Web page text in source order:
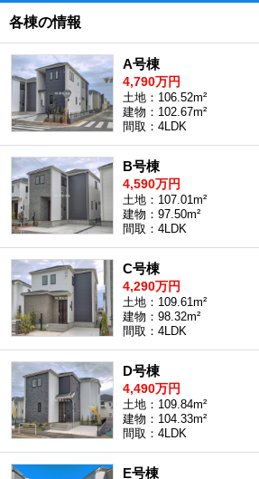
各棟の情報
A号棟
4,790万円
土地：106.52m²
建物：102.67m²
間取：4LDK
B号棟
4,590万円
土地：107.01m²
建物：97.50m²
間取：4LDK
C号棟
4,290万円
土地：109.61m²
建物：98.32m²
間取：4LDK
D号棟
4,490万円
土地：109.84m²
建物：104.33m²
間取：4LDK
E号棟